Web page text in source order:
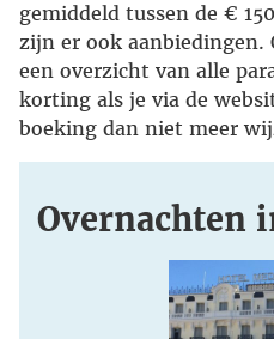
gemiddeld tussen de €
zijn er ook aanbiedingen.
een overzicht van alle
korting als je via de
boeking dan niet meer
Overnachten